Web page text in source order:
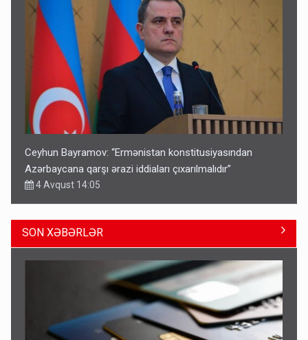
Ceyhun Bayramov: “Ermənistan konstitusiyasından
Azərbaycana qarşı ərazi iddiaları çıxarılmalıdır”
4 Avqust 14:05
SON XƏBƏRLƏR